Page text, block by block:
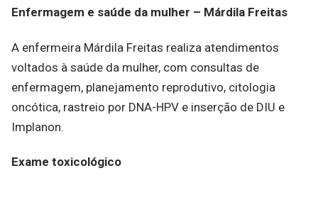
Enfermagem e saúde da mulher – Márdila Freitas
A enfermeira Márdila Freitas realiza atendimentos
voltados à saúde da mulher, com consultas de
enfermagem, planejamento reprodutivo, citologia
oncótica, rastreio por DNA-HPV e inserção de DIU e
Implanon.
Exame toxicológico